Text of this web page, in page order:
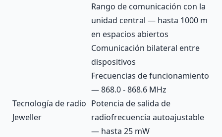
Tecnología de radio
Jeweller
Rango de comunicación con la
unidad central — hasta 1000 m
en espacios abiertos
Comunicación bilateral entre
dispositivos
Frecuencias de funcionamiento
— 868.0 - 868.6 MHz
Potencia de salida de
radiofrecuencia autoajustable
— hasta 25 mW